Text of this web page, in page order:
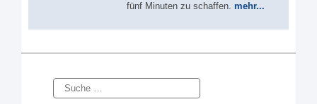
fünf Minuten zu schaffen. mehr...
Suche